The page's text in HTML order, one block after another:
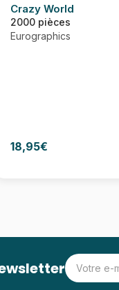
Crazy World
2000 pièces
Eurographics
18,95€